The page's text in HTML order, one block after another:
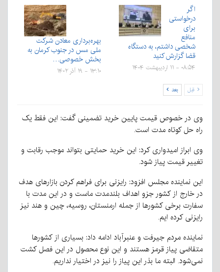
اگر
درخواستی
برای
منافع
شخصی داشتم، به دستگاه
قضا گزارش کنید
۰۸:۵۴ - ۱۱ اردیبهشت ۱۴۰۴
بهره‌برداری معادن شرکت
ملی مس در جنوب کرمان به
بخش خصوصی…
۱۳:۱۰ - ۱۹ آذر ۱۴۰۲
قبل بعد
وی در خصوص قیمت پایین خرید تضمینی گفت: این فقط یک
راه حل کوتاه مدت است.
وی ابراز امیدواری کرد: این خرید حمایتی بتواند موجب رقابت و
تغییر قیمت پیاز شود.
این نماینده مجلس افزود: رایزنی برای فراهم کردن بازارهای هدف
در خارج از کشور جزو اهداف بلندمدت ماست و در این مدت با
سفارت برخی کشورها از جمله ارمنستان، روسیه، چین و هند نیز
رایزنی کرده ایم.
نماینده مردم جیرفت و عنبرآباد ادامه داد: بسیاری از کشورها
متقاضی پیاز قرمز هستند و این نوع محصول در این فصل کشت
نمی‌شود. البته ما بذر این پیاز را نیز در اختیار نداریم.